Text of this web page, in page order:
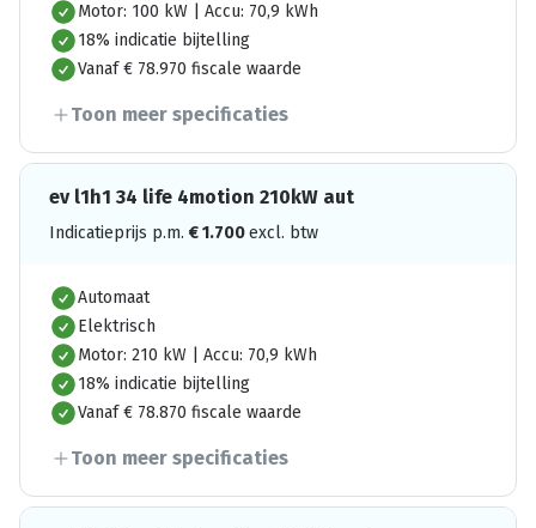
Motor: 100 kW | Accu: 70,9 kWh
18% indicatie bijtelling
Vanaf € 78.970 fiscale waarde
Toon meer specificaties
ev l1h1 34 life 4motion 210kW aut
Indicatieprijs p.m. €1.700excl. btw
Automaat
Elektrisch
Motor: 210 kW | Accu: 70,9 kWh
18% indicatie bijtelling
Vanaf € 78.870 fiscale waarde
Toon meer specificaties